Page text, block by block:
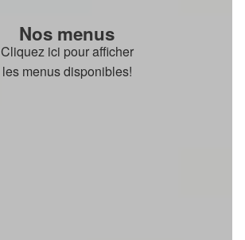
Nos menus
Cliquez ici pour afficher
les menus disponibles!